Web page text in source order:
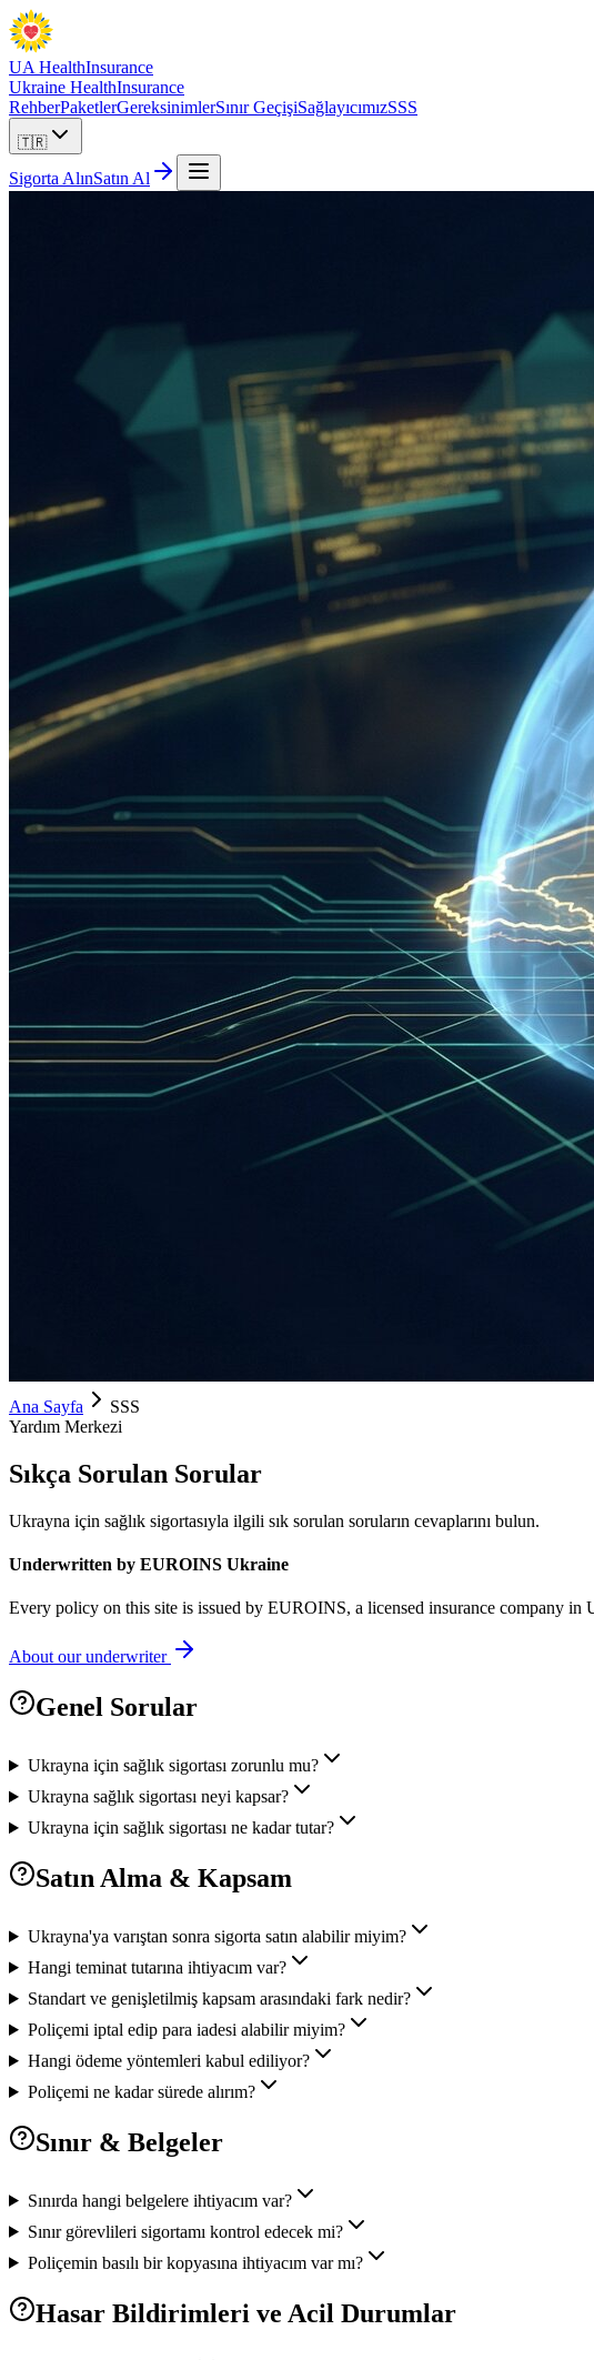
UA HealthInsurance
Ukraine HealthInsurance
RehberPaketlerGereksinimlerSınır GeçişiSağlayıcımızSSS
🇹🇷
Sigorta AlınSatın Al
Ana Sayfa
SSS
Yardım Merkezi
Sıkça Sorulan Sorular
Ukrayna için sağlık sigortasıyla ilgili sık sorulan soruların cevaplarını bulun.
Underwritten by EUROINS Ukraine
Every policy on this site is issued by EUROINS, a licensed insurance company
About our underwriter
Genel Sorular
Ukrayna için sağlık sigortası zorunlu mu?
Ukrayna sağlık sigortası neyi kapsar?
Ukrayna için sağlık sigortası ne kadar tutar?
Satın Alma & Kapsam
Ukrayna'ya varıştan sonra sigorta satın alabilir miyim?
Hangi teminat tutarına ihtiyacım var?
Standart ve genişletilmiş kapsam arasındaki fark nedir?
Poliçemi iptal edip para iadesi alabilir miyim?
Hangi ödeme yöntemleri kabul ediliyor?
Poliçemi ne kadar sürede alırım?
Sınır & Belgeler
Sınırda hangi belgelere ihtiyacım var?
Sınır görevlileri sigortamı kontrol edecek mi?
Poliçemin basılı bir kopyasına ihtiyacım var mı?
Hasar Bildirimleri ve Acil Durumlar